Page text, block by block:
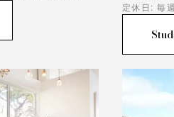
定休日: 毎